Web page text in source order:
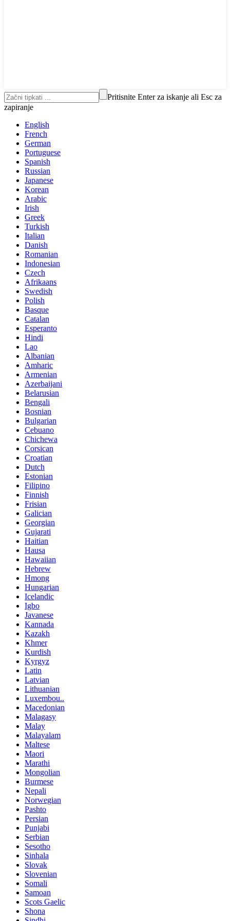
Pritisnite Enter za iskanje ali Esc za
zapiranje
English
French
German
Portuguese
Spanish
Russian
Japanese
Korean
Arabic
Irish
Greek
Turkish
Italian
Danish
Romanian
Indonesian
Czech
Afrikaans
Swedish
Polish
Basque
Catalan
Esperanto
Hindi
Lao
Albanian
Amharic
Armenian
Azerbaijani
Belarusian
Bengali
Bosnian
Bulgarian
Cebuano
Chichewa
Corsican
Croatian
Dutch
Estonian
Filipino
Finnish
Frisian
Galician
Georgian
Gujarati
Haitian
Hausa
Hawaiian
Hebrew
Hmong
Hungarian
Icelandic
Igbo
Javanese
Kannada
Kazakh
Khmer
Kurdish
Kyrgyz
Latin
Latvian
Lithuanian
Luxembou..
Macedonian
Malagasy
Malay
Malayalam
Maltese
Maori
Marathi
Mongolian
Burmese
Nepali
Norwegian
Pashto
Persian
Punjabi
Serbian
Sesotho
Sinhala
Slovak
Slovenian
Somali
Samoan
Scots Gaelic
Shona